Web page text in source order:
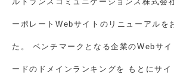
ーポレートWebサイトのリニューアルを
た。 ベンチマークとなる企業のWebサ
ードのドメインランキングを もとにサイ